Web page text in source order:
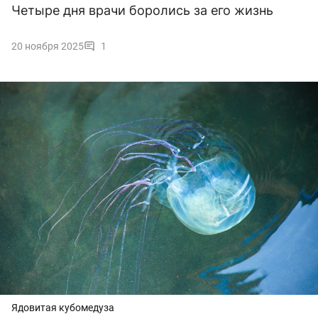
Четыре дня врачи боролись за его жизнь
20 ноября 2025 1
Ядовитая кубомедуза